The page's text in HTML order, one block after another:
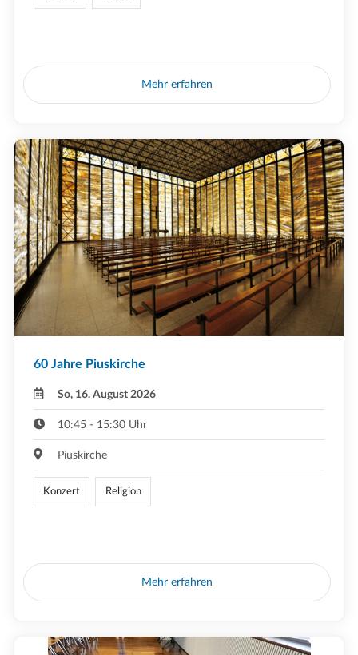
Mehr erfahren
60 Jahre Piuskirche
So, 16. August 2026
10:45 - 15:30 Uhr
Piuskirche
Konzert Religion
Mehr erfahren